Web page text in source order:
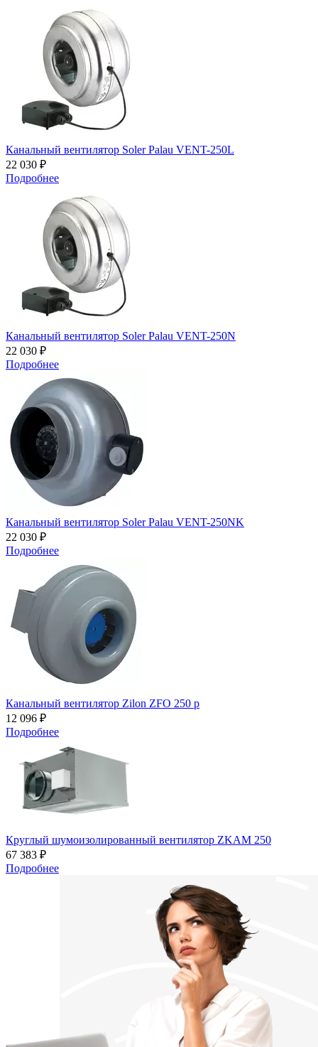
Канальный вентилятор Soler Palau VENT-250L
22 030 ₽
Подробнее
Канальный вентилятор Soler Palau VENT-250N
22 030 ₽
Подробнее
Канальный вентилятор Soler Palau VENT-250NK
22 030 ₽
Подробнее
Канальный вентилятор Zilon ZFO 250 p
12 096 ₽
Подробнее
Круглый шумоизолированный вентилятор ZKAM 250
67 383 ₽
Подробнее